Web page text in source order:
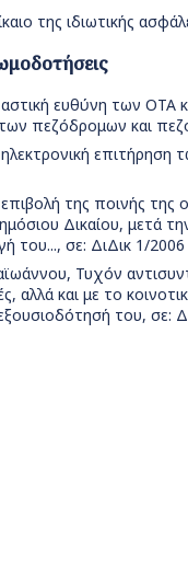
της ιδιωτικής
ευθύνη των ΟΤΑ
πεζόδρομων και
επιτήρηση
της ποινής της
Δικαίου, μετά
του..., σε: ΔιΔικ 1/2006
Τυχόν
αλλά και με το
του, σε: